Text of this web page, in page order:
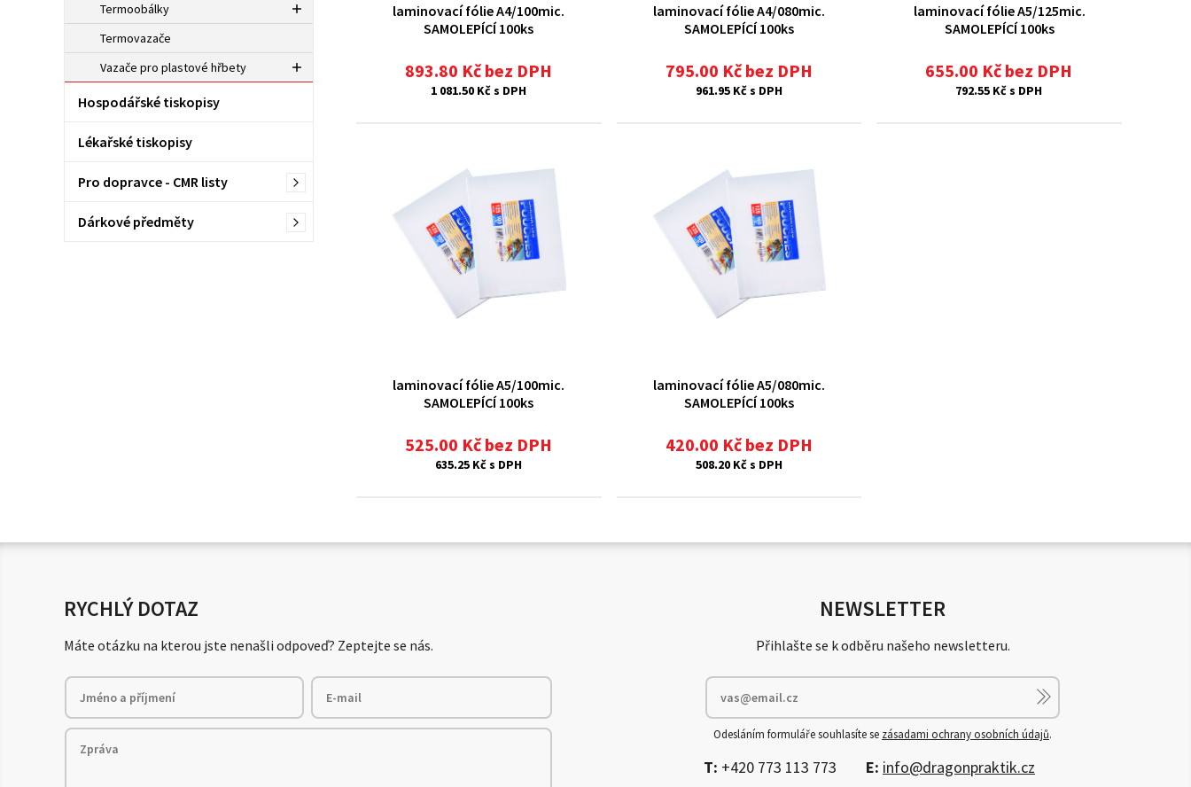
Termoobálky
Termovazače
Vazače pro plastové hřbety
Hospodářské tiskopisy
Lékařské tiskopisy
Pro dopravce - CMR listy
Dárkové předměty
laminovací fólie A4/100mic.
SAMOLEPÍCÍ 100ks
893.80 Kč bez DPH
1 081.50 Kč s DPH
laminovací fólie A4/080mic.
SAMOLEPÍCÍ 100ks
795.00 Kč bez DPH
961.95 Kč s DPH
laminovací fólie A5/125mic.
SAMOLEPÍCÍ 100ks
655.00 Kč bez DPH
792.55 Kč s DPH
laminovací fólie A5/100mic.
SAMOLEPÍCÍ 100ks
525.00 Kč bez DPH
635.25 Kč s DPH
laminovací fólie A5/080mic.
SAMOLEPÍCÍ 100ks
420.00 Kč bez DPH
508.20 Kč s DPH
RYCHLÝ DOTAZ
Máte otázku na kterou jste nenašli odpoveď? Zeptejte se nás.
NEWSLETTER
Přihlašte se k odběru našeho newsletteru.
Odesláním formuláře souhlasíte se zásadami ochrany osobních údajů.
T: +420 773 113 773 E: info@dragonpraktik.cz